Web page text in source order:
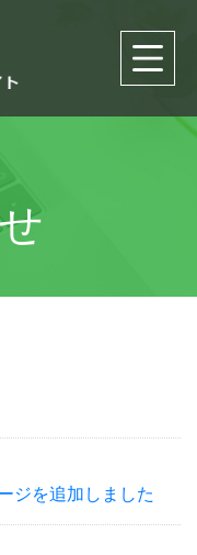
ジを追加しました